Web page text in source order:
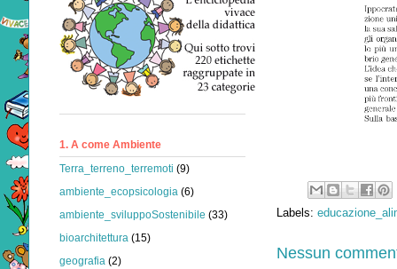
Labels:
Nessun
1. A come Ambiente
Terra_terreno_terremoti (9)
ambiente_ecopsicologia (6)
ambiente_sviluppoSostenibile (33)
bioarchitettura (15)
geografia (2)